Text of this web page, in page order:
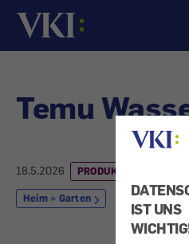
IST UNS
Startseite
Temu
18.5.2026 PRODUKTRÜCKRUF
Heim + Garten